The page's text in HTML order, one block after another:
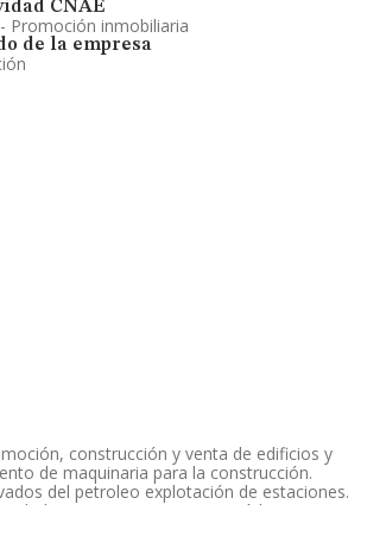
CNAE
Promoción inmobiliaria
de la empresa
construcción y venta de edificios y
de maquinaria para la construcción.
del petroleo explotación de estaciones.
CNAE es '%cnae%' con código 6812. La